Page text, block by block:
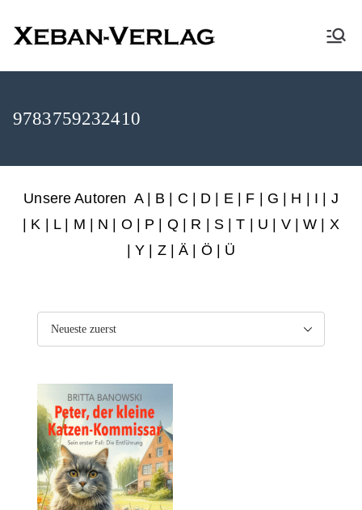
XEBAN-Verlag
9783759232410
Unsere Autoren A| B C D E| F G H I
J
K L| M N O P Q| R S |T U V|W
X
Y Z|Ä | Ö | Ü